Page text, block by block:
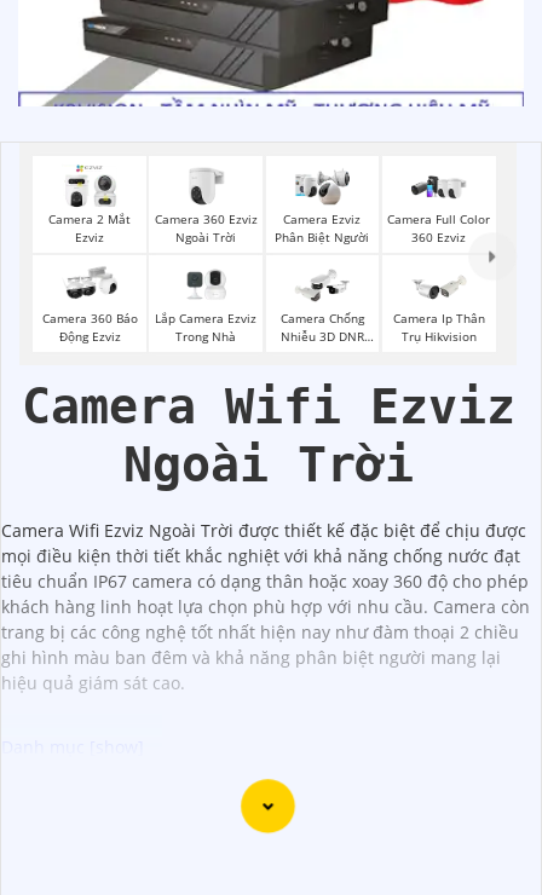
Camera 2 Mắt
Ezviz
Camera 360 Ezviz
Ngoài Trời
Camera Ezviz
Phân Biệt Người
Camera Full Color
360 Ezviz
Camera 360 Báo
Động Ezviz
Lắp Camera Ezviz
Trong Nhà
Camera Chống
Nhiễu 3D DNR
Camera Ip Thân
Trụ Hikvision
Camera Wifi Ezviz
Ngoài Trời
Camera Wifi Ezviz Ngoài Trời được thiết kế đặc biệt để chịu được
mọi điều kiện thời tiết khắc nghiệt với khả năng chống nước đạt
tiêu chuẩn IP67 camera có dạng thân hoặc xoay 360 độ cho phép
khách hàng linh hoạt lựa chọn phù hợp với nhu cầu. Camera còn
trang bị các công nghệ tốt nhất hiện nay như đàm thoại 2 chiều
ghi hình màu ban đêm và khả năng phân biệt người mang lại
hiệu quả giám sát cao.
Dạ chào bạn, dưới đây là một số thông tin về Camera
Thiết Kế Dạng Thân mà bạn có thể quan tâm: